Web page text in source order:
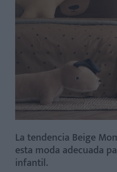
La tendencia Beige
esta moda adecuada
infantil.